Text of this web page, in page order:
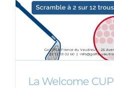
La Welcome CUP